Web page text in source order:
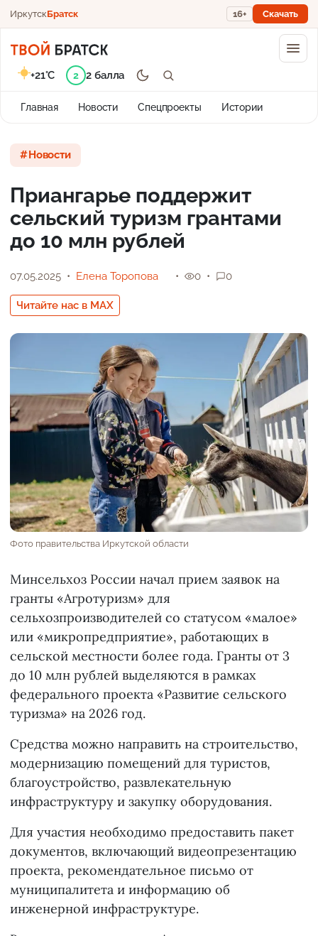
ИркутскБратск 16+ Скачать
Главная Новости Спецпроекты Истории
+21°C 2 2 балла
Новости
Приангарье поддержит
сельский туризм грантами
до 10 млн рублей
07.05.2025 Елена Торопова
Читайте нас в MAX
0 0
Фото правительства Иркутской области
Минсельхоз России начал прием заявок на
гранты «Агротуризм» для
сельхозпроизводителей со статусом «малое»
или «микропредприятие», работающих в
сельской местности более года. Гранты от 3
до 10 млн рублей выделяются в рамках
федерального проекта «Развитие сельского
туризма» на 2026 год.
Средства можно направить на строительство,
модернизацию помещений для туристов,
благоустройство, развлекательную
инфраструктуру и закупку оборудования.
Для участия необходимо предоставить пакет
документов, включающий видеопрезентацию
проекта, рекомендательное письмо от
муниципалитета и информацию об
инженерной инфраструктуре.